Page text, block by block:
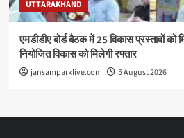
UTTARAKHAND
एमडीडीए बोर्ड बैठक में 25 विकास प्रस्तावों
नियोजित विकास को मिलेगी रफ्तार
jansamparklive.com 5 August 2026